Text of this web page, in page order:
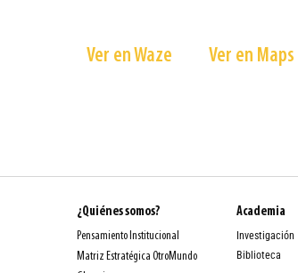
Ver en Waze Ver en Maps
¿Quiénes somos? Academia
Pensamiento Institucional
Matriz Estratégica OtroMundo
Investigación
Biblioteca